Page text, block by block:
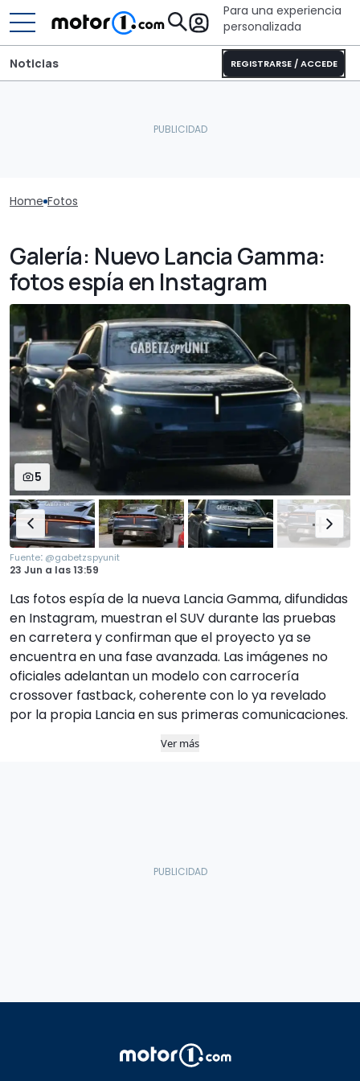
Para una experiencia
personalizada
REGISTRARSE / ACCEDE
Noticias
Home Fotos
Galería: Nuevo Lancia Gamma:
fotos espía en Instagram
5
Fuente: @gabetzspyunit
23 Jun a las13:59
Las fotos espía de la nueva Lancia Gamma, difundidas
en Instagram, muestran el SUV durante las pruebas
en carretera y confirman que el proyecto ya se
encuentra en una fase avanzada. Las imágenes no
oficiales adelantan un modelo con carrocería
crossover fastback, coherente con lo ya revelado
por la propia Lancia en sus primeras comunicaciones.
Ver más